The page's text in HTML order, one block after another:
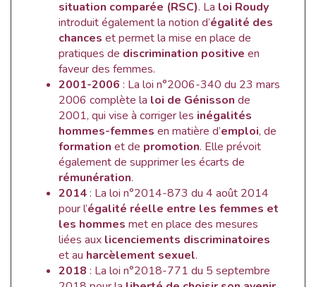
situation comparée (RSC). La loi Roudy
introduit également la notion d’égalité des
chances et permet la mise en place de
pratiques de discrimination positive en
faveur des femmes.
2001-2006 : La loi n°2006-340 du 23 mars
2006 complète la loi de Génisson de
2001, qui vise à corriger les inégalités
hommes-femmes en matière d’emploi, de
formation et de promotion. Elle prévoit
également de supprimer les écarts de
rémunération.
2014: La loi n°2014-873 du 4 août 2014
pour l’égalité réelle entre les femmes et
les hommes met en place des mesures
liées aux licenciements discriminatoires
et au harcèlement sexuel.
2018 : La loi n°2018-771 du 5 septembre